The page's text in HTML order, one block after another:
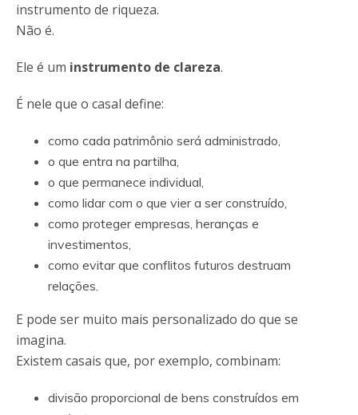
instrumento de riqueza.
Não é.
Ele é um instrumento de clareza.
É nele que o casal define:
como cada patrimônio será administrado,
o que entra na partilha,
o que permanece individual,
como lidar com o que vier a ser construído,
como proteger empresas, heranças e
investimentos,
como evitar que conflitos futuros destruam
relações.
E pode ser muito mais personalizado do que se
imagina.
Existem casais que, por exemplo, combinam:
divisão proporcional de bens construídos em